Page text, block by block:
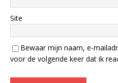
Site
Bewaar mijn naam, e-
voor de volgende keer dat ik